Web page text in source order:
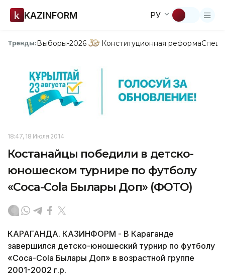
KAZINFORM РУ
Тренды:Выборы-2026 Конституционная реформа
18:47, 18 Июля 2014
Костанайцы победили в детско-
юношеском турнире по футболу
«Coca-Cola Былғары Доп» (ФОТО)
КАРАГАНДА. КАЗИНФОРМ - В Караганде
завершился детско-юношеский турнир по футболу
«Coca-Cola Былғары Доп» в возрастной группе
2001-2002 г.р.